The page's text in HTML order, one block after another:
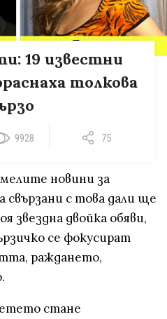
19 известни
толкова
9928 75
новини за
свързани с това дали ще
звездна двойка обяви,
се фокусират
раждането,
стане